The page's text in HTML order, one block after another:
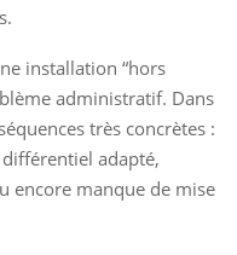
installation “hors
administratif. Dans
très concrètes :
adapté,
encore manque de mise